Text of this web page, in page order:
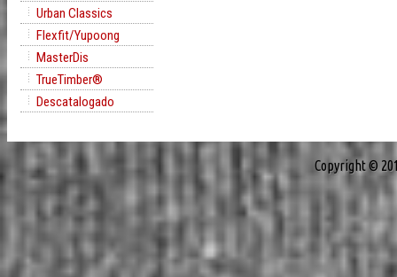
Urban Classics
Flexfit/Yupoong
MasterDis
TrueTimber®
Descatalogado
Copyright ©